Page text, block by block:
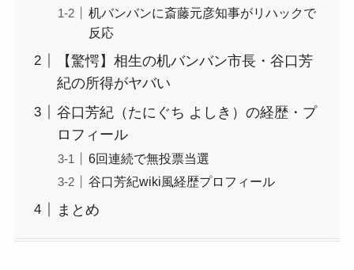
机バンバンに斎藤元彦知事がリハックで
反応
【驚愕】相生の机バンバン市長・谷口芳
紀の所得がヤバい
谷口芳紀（たにぐち よしき）の経歴・プ
ロフィール
6回連続で無投票当選
谷口芳紀wiki風経歴プロフィール
まとめ